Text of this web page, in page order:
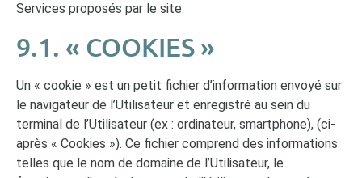
Services proposés par le site.
9.1. « COOKIES »
Un « cookie » est un petit fichier d’information envoyé sur
le navigateur de l’Utilisateur et enregistré au sein du
terminal de l’Utilisateur (ex : ordinateur, smartphone), (ci-
après « Cookies »). Ce fichier comprend des informations
telles que le nom de domaine de l’Utilisateur, le